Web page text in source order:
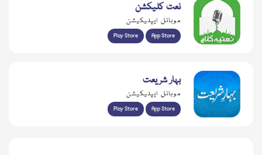
نعت کلیکشن
موبائل ایپلیکیشن
Play Store App Store
بہار شریعت
موبائل ایپلیکیشن
Play Store App Store